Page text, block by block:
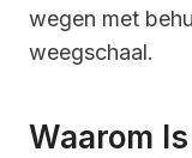
wegen met
weegschaal.
Waarom